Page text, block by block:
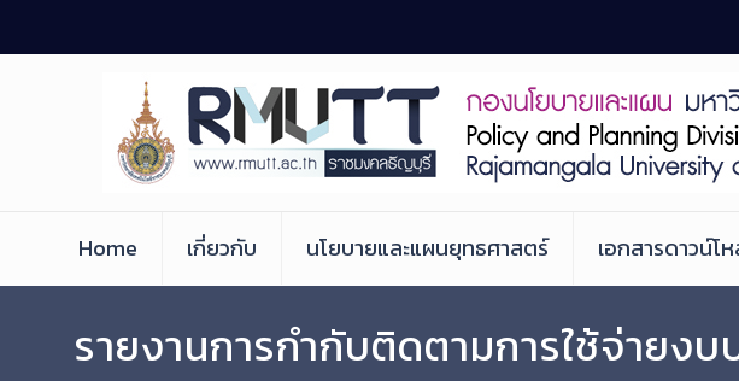
to
Home เกี่ยวกับ นโยบายและแผนยุทธศาสตร์ เอกสารดาวน์โ
รายงานการกำกับติดตามการใช้จ่ายงบ